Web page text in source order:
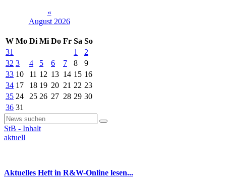
«
August 2026
W Mo Di Mi Do Fr Sa So
31
1
2
32 3 4 5 6 7 8
9
33 10 11 12 13 14 15 16
34 17 18 19 20 21 22 23
35 24 25 26 27 28 29 30
36 31
StB - Inhalt
aktuell
Aktuelles Heft in R&W-Online lesen...